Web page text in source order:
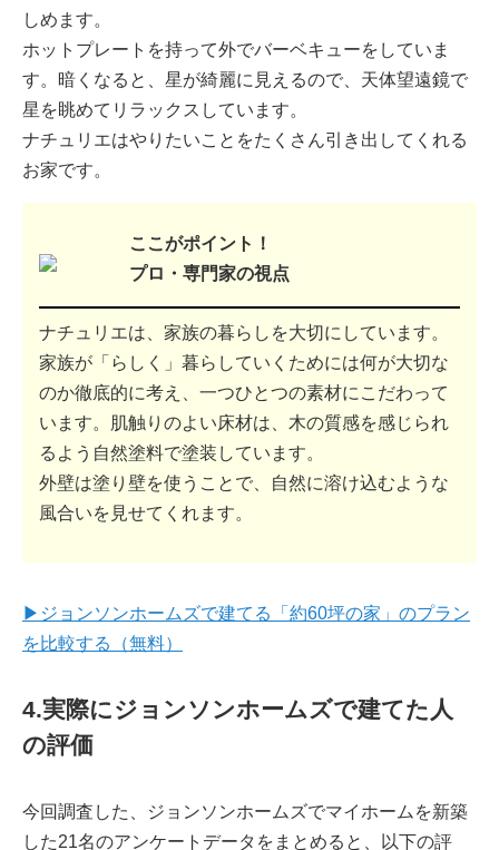
しめます。
ホットプレートを持って外でバーベキューをしていま
す。暗くなると、星が綺麗に見えるので、天体望遠鏡で
星を眺めてリラックスしています。
ナチュリエはやりたいことをたくさん引き出してくれる
お家です。
ここがポイント！
プロ・専門家の視点
ナチュリエは、家族の暮らしを大切にしています。
家族が「らしく」暮らしていくためには何が大切な
のか徹底的に考え、一つひとつの素材にこだわって
います。肌触りのよい床材は、木の質感を感じられ
るよう自然塗料で塗装しています。
外壁は塗り壁を使うことで、自然に溶け込むような
風合いを見せてくれます。
▶ジョンソンホームズで建てる「約60坪の家」のプラン
を比較する（無料）
4.実際にジョンソンホームズで建てた人
の評価
今回調査した、ジョンソンホームズでマイホームを新築
した21名のアンケートデータをまとめると、以下の評